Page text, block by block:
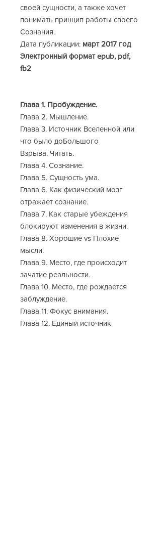
своей сущности, а также хочет
понимать принцип работы своего
Сознания.
Дата публикации: март 2017 год
Электронный формат epub, pdf,
fb2
Глава 1. Пробуждение.
Глава 2. Мышление.
Глава 3. Источник Вселенной или
что было доБольшого
Взрыва. Читать.
Глава 4. Сознание.
Глава 5. Сущность ума.
Глава 6. Как физический мозг
отражает сознание.
Глава 7. Как старые убеждения
блокируют изменения в жизни.
Глава 8. Хорошие vs Плохие
мысли.
Глава 9. Место, где происходит
зачатие реальности.
Глава 10. Место, где рождается
заблуждение.
Глава 11. Фокус внимания.
Глава 12. Единый источник